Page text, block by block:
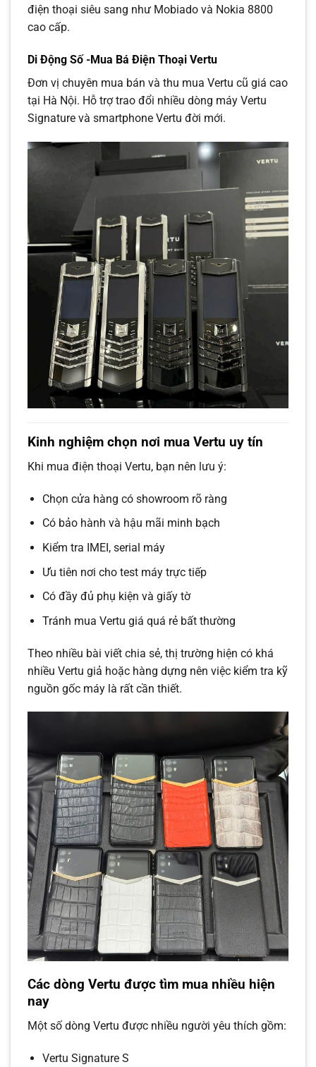
điện thoại siêu sang như Mobiado và Nokia 8800
cao cấp.
Di Động Số -Mua Bá Điện Thoại Vertu
Đơn vị chuyên mua bán và thu mua Vertu cũ giá cao
tại Hà Nội. Hỗ trợ trao đổi nhiều dòng máy Vertu
Signature và smartphone Vertu đời mới.
Kinh nghiệm chọn nơi mua Vertu uy tín
Khi mua điện thoại Vertu, bạn nên lưu ý:
Chọn cửa hàng có showroom rõ ràng
Có bảo hành và hậu mãi minh bạch
Kiểm tra IMEI, serial máy
Ưu tiên nơi cho test máy trực tiếp
Có đầy đủ phụ kiện và giấy tờ
Tránh mua Vertu giá quá rẻ bất thường
Theo nhiều bài viết chia sẻ, thị trường hiện có khá
nhiều Vertu giả hoặc hàng dựng nên việc kiểm tra kỹ
nguồn gốc máy là rất cần thiết.
Các dòng Vertu được tìm mua nhiều hiện
nay
Một số dòng Vertu được nhiều người yêu thích gồm:
Vertu Signature S